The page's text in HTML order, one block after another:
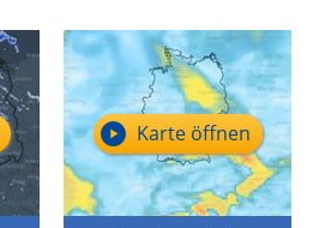
Karte öffnen